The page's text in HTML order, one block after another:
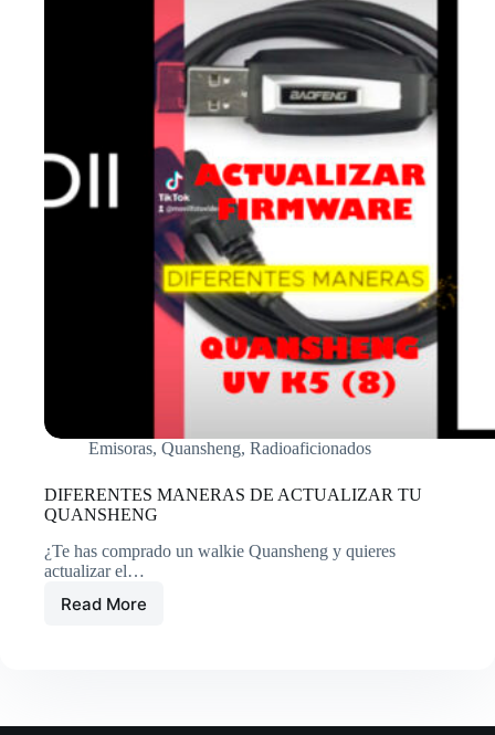
Emisoras, Quansheng, Radioaficionados
DIFERENTES MANERAS DE ACTUALIZAR TU
QUANSHENG
¿Te has comprado un walkie Quansheng y quieres
actualizar el…
Read MoreDIFERENTES